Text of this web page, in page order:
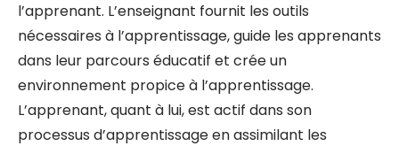
l’apprenant. L’enseignant fournit les outils
nécessaires à l’apprentissage, guide les apprenants
dans leur parcours éducatif et crée un
environnement propice à l’apprentissage.
L’apprenant, quant à lui, est actif dans son
processus d’apprentissage en assimilant les